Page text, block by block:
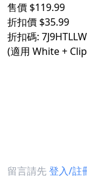
售價 $119.99
折扣價 $35.99
折扣碼: 7J9HTLLW
(適用 White +
留言請先登入/註